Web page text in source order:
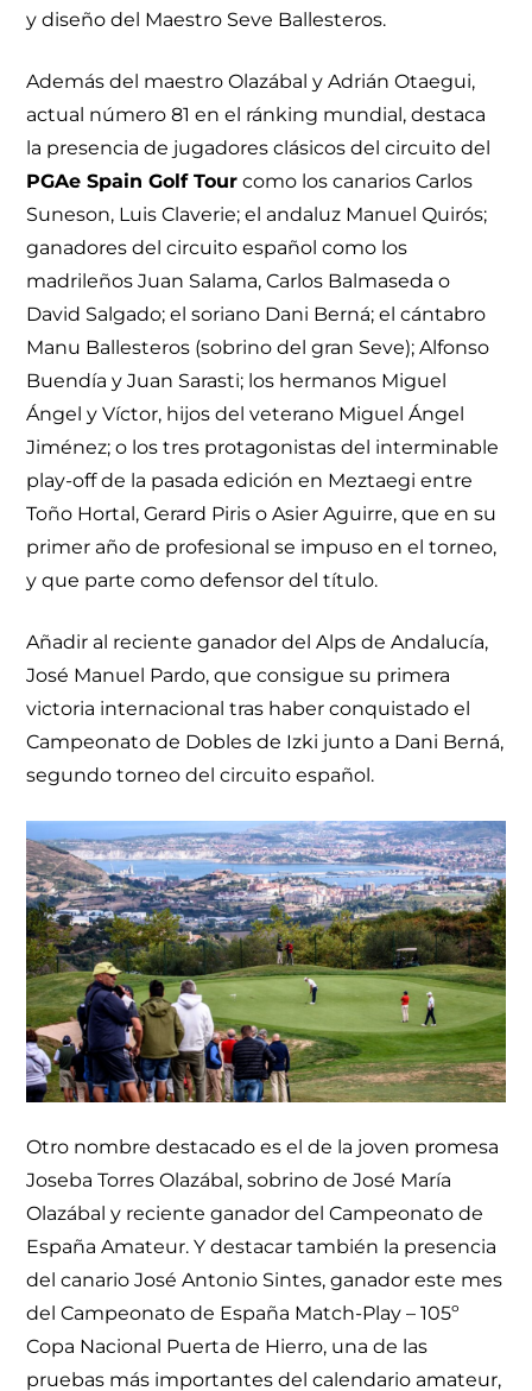
y diseño del Maestro Seve Ballesteros.
Además del maestro Olazábal y Adrián Otaegui,
actual número 81 en el ránking mundial, destaca
la presencia de jugadores clásicos del circuito del
PGAe Spain Golf Tour como los canarios Carlos
Suneson, Luis Claverie; el andaluz Manuel Quirós;
ganadores del circuito español como los
madrileños Juan Salama, Carlos Balmaseda o
David Salgado; el soriano Dani Berná; el cántabro
Manu Ballesteros (sobrino del gran Seve); Alfonso
Buendía y Juan Sarasti; los hermanos Miguel
Ángel y Víctor, hijos del veterano Miguel Ángel
Jiménez; o los tres protagonistas del interminable
play-off de la pasada edición en Meztaegi entre
Toño Hortal, Gerard Piris o Asier Aguirre, que en su
primer año de profesional se impuso en el torneo,
y que parte como defensor del título.
Añadir al reciente ganador del Alps de Andalucía,
José Manuel Pardo, que consigue su primera
victoria internacional tras haber conquistado el
Campeonato de Dobles de Izki junto a Dani Berná,
segundo torneo del circuito español.
Otro nombre destacado es el de la joven promesa
Joseba Torres Olazábal, sobrino de José María
Olazábal y reciente ganador del Campeonato de
España Amateur. Y destacar también la presencia
del canario José Antonio Sintes, ganador este mes
del Campeonato de España Match-Play – 105º
Copa Nacional Puerta de Hierro, una de las
pruebas más importantes del calendario amateur,